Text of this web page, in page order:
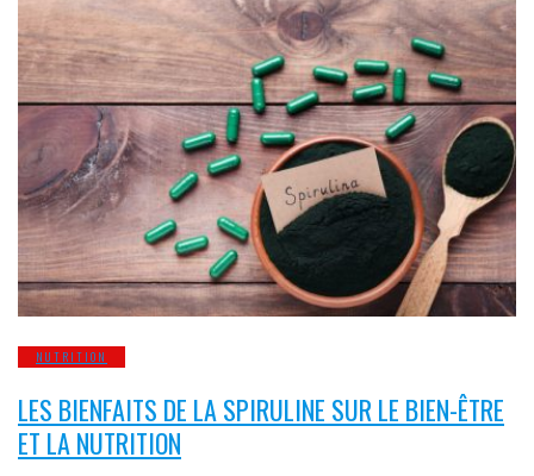
NUTRITION
LES BIENFAITS DE LA SPIRULINE SUR LE BIEN-ÊTRE
ET LA NUTRITION